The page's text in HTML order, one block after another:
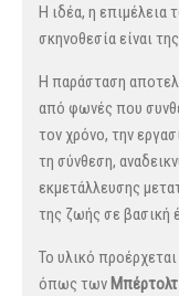
Η ιδέα, η επιμέλεια
σκηνοθεσία είναι της
Η παράσταση
από φωνές που
τον χρόνο, την
τη σύνθεση,
εκμετάλλευσης
της ζωής σε βασική
Το υλικό
όπως των